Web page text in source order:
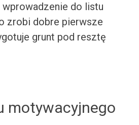
do listu
zrobi dobre pierwsze
grunt pod resztę
motywacyjnego